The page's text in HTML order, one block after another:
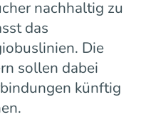
nachhaltig zu
das
Die
sollen dabei
künftig